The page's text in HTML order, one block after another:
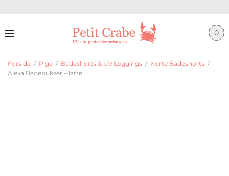
0
Forside / Pige / Badeshorts & UV Leggings / Korte Badeshorts /
Alexa Badebukser – latte